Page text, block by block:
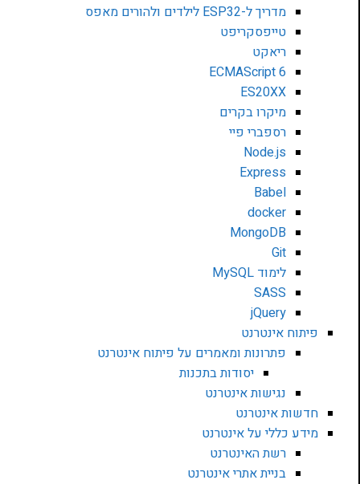
מדריך ל-ESP32 לילדים ולהורים מאפס
טייפסקריפט
ריאקט
ECMAScript 6
ES20XX
מיקרו בקרים
רספברי פיי
Node.js
Express
Babel
docker
MongoDB
Git
לימוד MySQL
SASS
jQuery
פיתוח אינטרנט
פתרונות ומאמרים על פיתוח אינטרנט
יסודות בתכנות
נגישות אינטרנט
חדשות אינטרנט
מידע כללי על אינטרנט
רשת האינטרנט
בניית אתרי אינטרנט